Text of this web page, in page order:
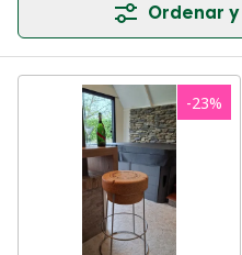
Ordenar
-23%